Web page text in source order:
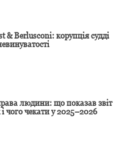
& Berlusconi: корупція судді
людини: що показав звіт
і чого чекати у 2025–2026